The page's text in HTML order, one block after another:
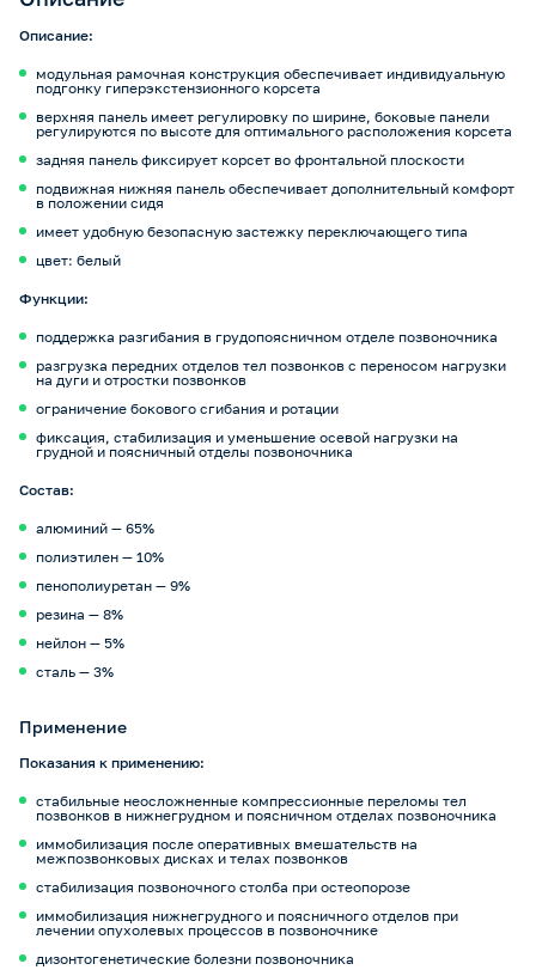
Описание:
модульная рамочная конструкция обеспечивает индивидуальную
подгонку гиперэкстензионного корсета
верхняя панель имеет регулировку по ширине, боковые панели
регулируются по высоте для оптимального расположения корсета
задняя панель фиксирует корсет во фронтальной плоскости
подвижная нижняя панель обеспечивает дополнительный комфорт
в положении сидя
имеет удобную безопасную застежку переключающего типа
цвет: белый
Функции:
поддержка разгибания в грудопоясничном отделе позвоночника
разгрузка передних отделов тел позвонков с переносом нагрузки
на дуги и отростки позвонков
ограничение бокового сгибания и ротации
фиксация, стабилизация и уменьшение осевой нагрузки на
грудной и поясничный отделы позвоночника
Состав:
алюминий — 65%
полиэтилен — 10%
пенополиуретан — 9%
резина — 8%
нейлон — 5%
сталь — 3%
Применение
Показания к применению:
стабильные неосложненные компрессионные переломы тел
позвонков в нижнегрудном и поясничном отделах позвоночника
иммобилизация после оперативных вмешательств на
межпозвонковых дисках и телах позвонков
стабилизация позвоночного столба при остеопорозе
иммобилизация нижнегрудного и поясничного отделов при
лечении опухолевых процессов в позвоночнике
дизонтогенетические болезни позвоночника